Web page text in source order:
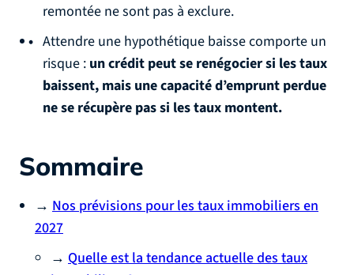
remontée ne sont pas à exclure.
Attendre une hypothétique baisse comporte un
risque : un crédit peut se renégocier si les taux
baissent, mais une capacité d’emprunt perdue
ne se récupère pas si les taux montent.
Sommaire
→ Nos prévisions pour les taux immobiliers en
2027
→ Quelle est la tendance actuelle des taux